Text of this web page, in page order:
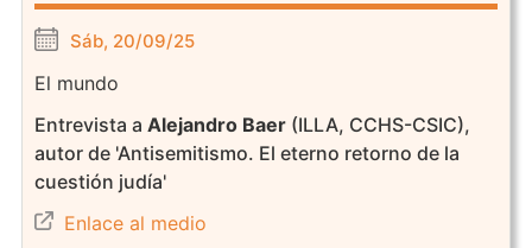
Sáb, 20/09/25
El mundo
Entrevista a Alejandro Baer(ILLA, CCHS-CSIC),
autor de 'Antisemitismo. El eterno retorno de la
cuestión judía'
Enlace al medio